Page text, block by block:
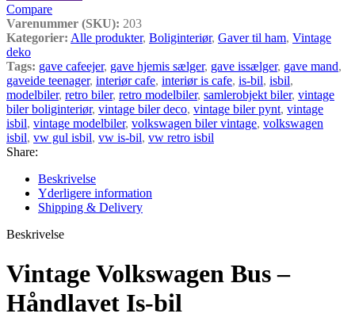
Compare
Varenummer (SKU): 203
Kategorier: Alle produkter, Boliginteriør, Gaver til ham, Vintage
deko
Tags: gave cafeejer, gave hjemis sælger, gave issælger, gave mand,
gaveide teenager, interiør cafe, interiør is cafe, is-bil, isbil,
modelbiler, retro biler, retro modelbiler, samlerobjekt biler, vintage
biler boliginteriør, vintage biler deco, vintage biler pynt, vintage
isbil, vintage modelbiler, volkswagen biler vintage, volkswagen
isbil, vw gul isbil, vw is-bil, vw retro isbil
Share:
Beskrivelse
Yderligere information
Shipping & Delivery
Beskrivelse
Vintage Volkswagen Bus –
Håndlavet Is-bil